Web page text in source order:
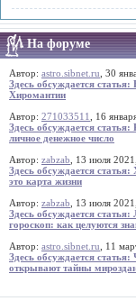
На форуме
Автор: astro.sibnet.ru , 30
Здесь обсуждается статья:
Хиромантии
Автор: 271033511
, 16
Здесь обсуждается статья:
личное денежное число
Автор: zabzab , 13 июля
Здесь обсуждается
это карта жизни
Автор: zabzab , 13 июля
Здесь обсуждается
гороскоп: как целуются
Автор: astro.sibnet.ru , 11
Здесь обсуждается статья:
открывают тайны